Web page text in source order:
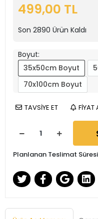
499,00 TL
Son 2890 Ürün Kaldı
Boyut:
35x50cm Boyut
70x100cm Boyut
TAVSİYE ET FİYAT
Planlanan Teslimat